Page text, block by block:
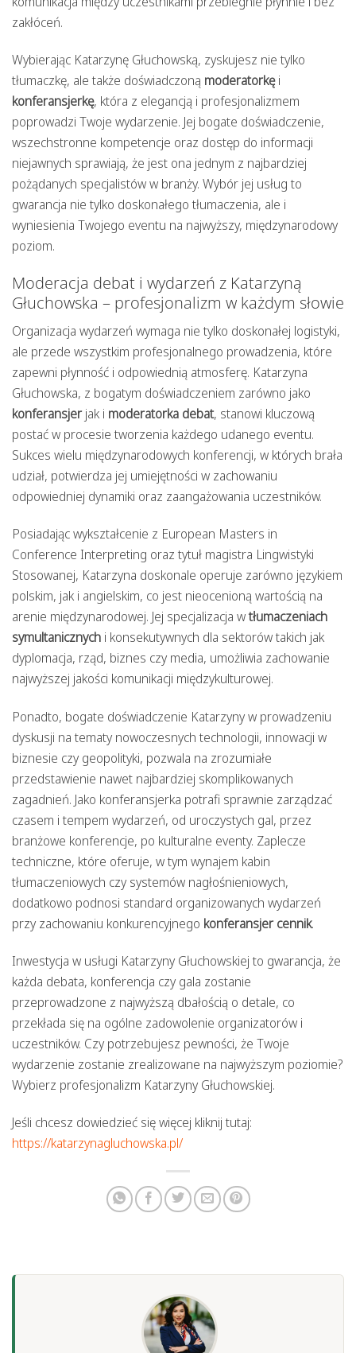
zakłóceń.
Wybierając Katarzynę Głuchowską, zyskujesz nie tylko
tłumaczkę, ale także doświadczoną moderatorkęi
konferansjerkę, która z elegancją i profesjonalizmem
poprowadzi Twoje wydarzenie. Jej bogate doświadczenie,
wszechstronne kompetencje oraz dostęp do informacji
niejawnych sprawiają, że jest ona jednym z najbardziej
pożądanych specjalistów w branży. Wybór jej usług to
gwarancja nie tylko doskonałego tłumaczenia, ale i
wyniesienia Twojego eventu na najwyższy, międzynarodowy
poziom.
Moderacja debat i wydarzeń z Katarzyną
Głuchowska – profesjonalizm w każdym słowie
Organizacja wydarzeń wymaga nie tylko doskonałej logistyki,
ale przede wszystkim profesjonalnego prowadzenia, które
zapewni płynność i odpowiednią atmosferę. Katarzyna
Głuchowska, z bogatym doświadczeniem zarówno jako
konferansjerjak i moderatorka debat, stanowi kluczową
postać w procesie tworzenia każdego udanego eventu.
Sukces wielu międzynarodowych konferencji, w których brała
udział, potwierdza jej umiejętności w zachowaniu
odpowiedniej dynamiki oraz zaangażowania uczestników.
Posiadając wykształcenie z European Masters in
Conference Interpreting oraz tytuł magistra Lingwistyki
Stosowanej, Katarzyna doskonale operuje zarówno językiem
polskim, jak i angielskim, co jest nieocenioną wartością na
arenie międzynarodowej. Jej specjalizacja wtłumaczeniach
symultanicznych i konsekutywnych dla sektorów takich jak
dyplomacja, rząd, biznes czy media, umożliwia zachowanie
najwyższej jakości komunikacji międzykulturowej.
Ponadto, bogate doświadczenie Katarzyny w prowadzeniu
dyskusji na tematy nowoczesnych technologii, innowacji w
biznesie czy geopolityki, pozwala na zrozumiałe
przedstawienie nawet najbardziej skomplikowanych
zagadnień. Jako konferansjerka potrafi sprawnie zarządzać
czasem i tempem wydarzeń, od uroczystych gal, przez
branżowe konferencje, po kulturalne eventy. Zaplecze
techniczne, które oferuje, w tym wynajem kabin
tłumaczeniowych czy systemów nagłośnieniowych,
dodatkowo podnosi standard organizowanych wydarzeń
przy zachowaniu konkurencyjnego konferansjer cennik.
Inwestycja w usługi Katarzyny Głuchowskiej to gwarancja, że
każda debata, konferencja czy gala zostanie
przeprowadzone z najwyższą dbałością o detale, co
przekłada się na ogólne zadowolenie organizatorów i
uczestników. Czy potrzebujesz pewności, że Twoje
wydarzenie zostanie zrealizowane na najwyższym poziomie?
Wybierz profesjonalizm Katarzyny Głuchowskiej.
Jeśli chcesz dowiedzieć się więcej kliknij tutaj:
https://katarzynagluchowska.pl/